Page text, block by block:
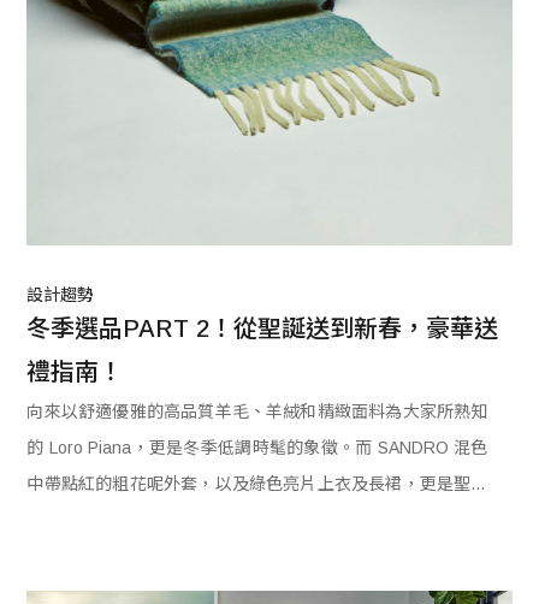
設計趨勢
冬季選品PART 2！從聖誕送到新春，豪華送
禮指南！
向來以舒適優雅的高品質羊毛、羊絨和精緻面料為大家所熟知
的 Loro Piana，更是冬季低調時髦的象徵。而 SANDRO 混色
中帶點紅的粗花呢外套，以及綠色亮片上衣及長裙，更是聖誕